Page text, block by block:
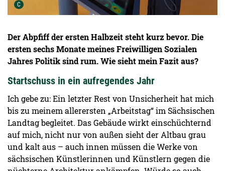
C
Der Abpfiff der ersten Halbzeit steht kurz bevor. Die
ersten sechs Monate meines Freiwilligen Sozialen
Jahres Politik sind rum. Wie sieht mein Fazit aus?
Startschuss in ein aufregendes Jahr
Ich gebe zu: Ein letzter Rest von Unsicherheit hat mich
bis zu meinem allerersten „Arbeitstag“ im Sächsischen
Landtag begleitet. Das Gebäude wirkt einschüchternd
auf mich, nicht nur von außen sieht der Altbau grau
und kalt aus – auch innen müssen die Werke von
sächsischen Künstlerinnen und Künstlern gegen die